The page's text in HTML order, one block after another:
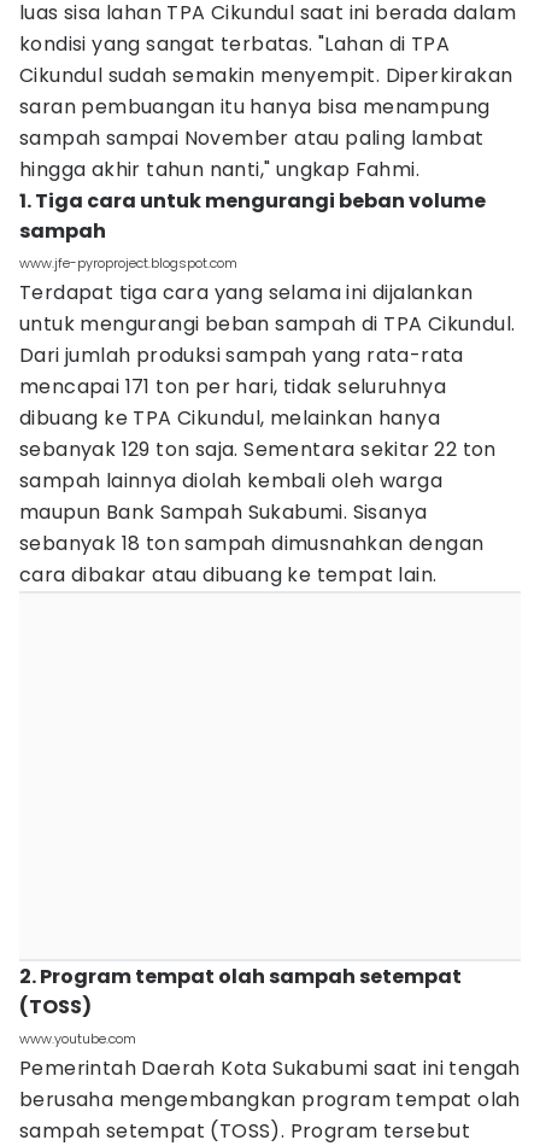
luas sisa lahan TPA Cikundul saat ini berada dalam
kondisi yang sangat terbatas. "Lahan di TPA
Cikundul sudah semakin menyempit. Diperkirakan
saran pembuangan itu hanya bisa menampung
sampah sampai November atau paling lambat
hingga akhir tahun nanti," ungkap Fahmi.
1. Tiga cara untuk mengurangi beban volume
sampah
www.jfe-pyroproject.blogspot.com
Terdapat tiga cara yang selama ini dijalankan
untuk mengurangi beban sampah di TPA Cikundul.
Dari jumlah produksi sampah yang rata-rata
mencapai 171 ton per hari, tidak seluruhnya
dibuang ke TPA Cikundul, melainkan hanya
sebanyak 129 ton saja. Sementara sekitar 22 ton
sampah lainnya diolah kembali oleh warga
maupun Bank Sampah Sukabumi. Sisanya
sebanyak 18 ton sampah dimusnahkan dengan
cara dibakar atau dibuang ke tempat lain.
2. Program tempat olah sampah setempat
(TOSS)
www.youtube.com
Pemerintah Daerah Kota Sukabumi saat ini tengah
berusaha mengembangkan program tempat olah
sampah setempat (TOSS). Program tersebut